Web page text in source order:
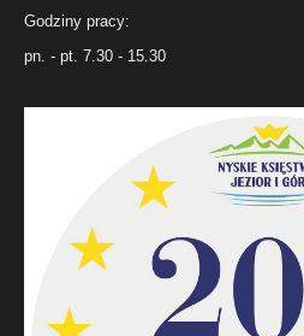
Godziny pracy:
pn. - pt. 7.30 - 15.30